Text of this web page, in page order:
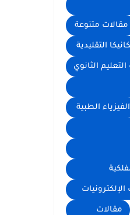
مقالات متنوعة
التقليدية
الثانوي
الفيزياء الطبية
مقالات